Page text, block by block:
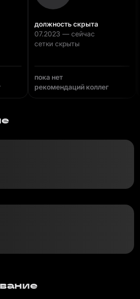
должность скрыта
07.2023 — сейчас
сетки скрыты
пока нет
рекомендаций коллег